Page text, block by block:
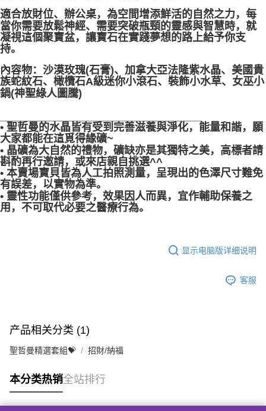
適合放財位、辦公桌，為空間增添鮮活的自然之力，每
當你需要放鬆神經、需要突破瓶頸的靈感與智慧時，就
凝視這個聚寶盆，讓寶石在實踐夢想的路上給予你支
持。
內容物：沙漠玫瑰(石膏)、加拿大亞法隆紫水晶、美國貴
族蛇紋石、橄欖石A級迷你小滾石、裝飾小水草、女巫小
鍋(神聖綠人圖騰)
• 聖哲曼的水晶皆有受到完善滋養與淨化，能量和諧，願
大家都能在這覓得緣礦~
• 晶礦為大自然的禮物，礦缺亦是其獨特之美，高標者請
斟酌再行邀請，或來店親自挑選^^
• 本賣場寶貝皆為人工拍照測量，呈現出的色澤尺寸難免
有誤差，以實物為準。
• 靈性功能僅供參考，效果因人而異，宜作輔助保養之
用，不可取代必要之醫療行為。
显示电脑版详细说明
客服
产品相关分类 (1)
聖哲曼精選套組💝 招財/納福
本分类热销全站排行